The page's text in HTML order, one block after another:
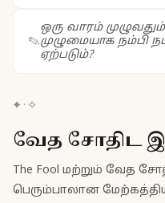
ஒரு வாரம்
முழுமையாக நம்பி
ஏற்படும்?
✦ · ✧
வேத சோதிட
The Fool மற்றும் வேத
பெரும்பாலான